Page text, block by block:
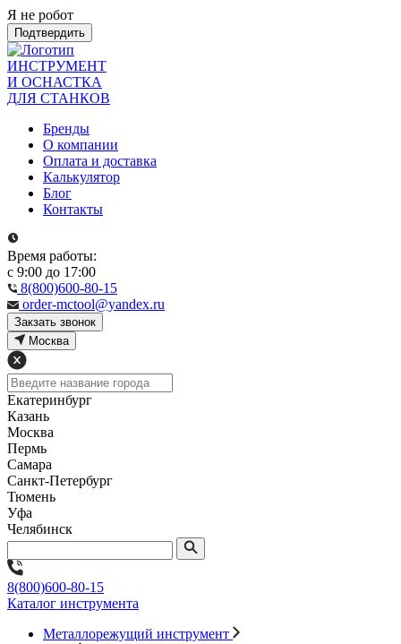
Я не робот
Подтвердить
ИНСТРУМЕНТ
И ОСНАСТКА
ДЛЯ СТАНКОВ
Бренды
О компании
Оплата и доставка
Калькулятор
Блог
Контакты
Время работы:
с 9:00 до 17:00
8(800)600-80-15
order-mctool@yandex.ru
Закзать звонок
Москва
Екатеринбург
Казань
Москва
Пермь
Самара
Санкт-Петербург
Тюмень
Уфа
Челябинск
8(800)600-80-15
Каталог инструмента
Металлорежущий инструмент